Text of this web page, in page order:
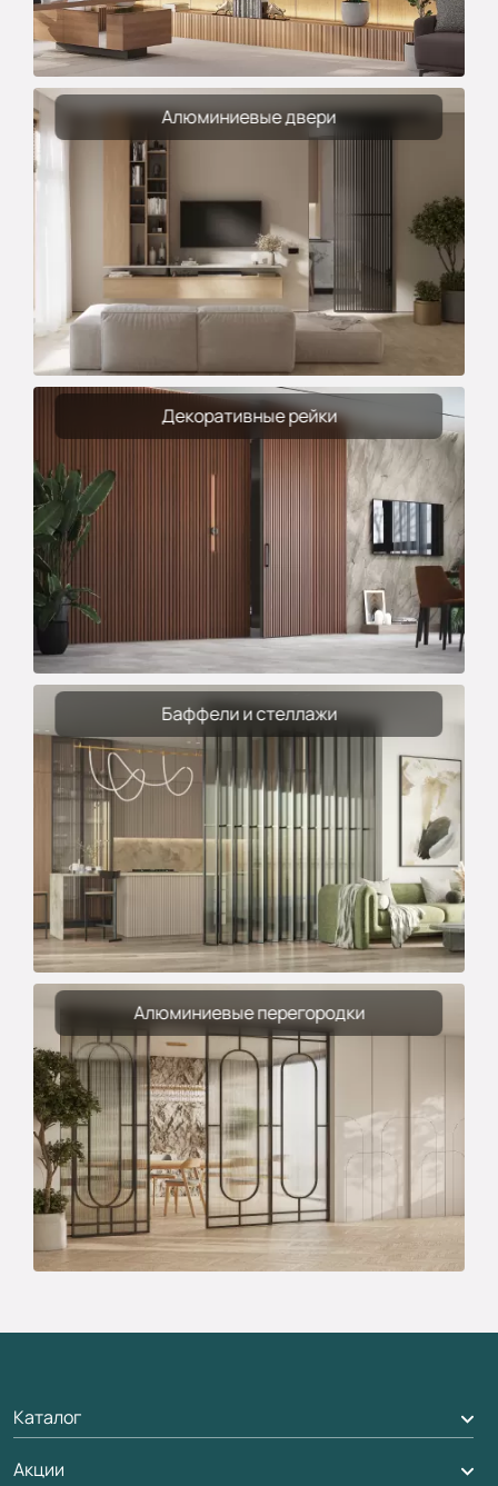
Алюминиевые двери
Декоративные рейки
Баффели и стеллажи
Алюминиевые перегородки
Каталог
Межкомнатные двери
Акции